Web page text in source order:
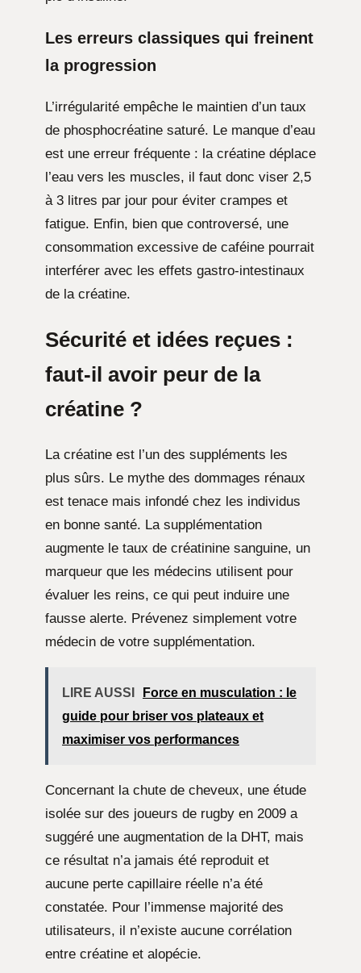
Les erreurs classiques qui freinent
la progression
L’irrégularité empêche le maintien d’un taux
de phosphocréatine saturé. Le manque d’eau
est une erreur fréquente : la créatine déplace
l’eau vers les muscles, il faut donc viser 2,5
à 3 litres par jour pour éviter crampes et
fatigue. Enfin, bien que controversé, une
consommation excessive de caféine pourrait
interférer avec les effets gastro-intestinaux
de la créatine.
Sécurité et idées reçues :
faut-il avoir peur de la
créatine ?
La créatine est l’un des suppléments les
plus sûrs. Le mythe des dommages rénaux
est tenace mais infondé chez les individus
en bonne santé. La supplémentation
augmente le taux de créatinine sanguine, un
marqueur que les médecins utilisent pour
évaluer les reins, ce qui peut induire une
fausse alerte. Prévenez simplement votre
médecin de votre supplémentation.
LIRE AUSSI
Force en musculation : le
guide pour briser vos plateaux et
maximiser vos performances
Concernant la chute de cheveux, une étude
isolée sur des joueurs de rugby en 2009 a
suggéré une augmentation de la DHT, mais
ce résultat n’a jamais été reproduit et
aucune perte capillaire réelle n’a été
constatée. Pour l’immense majorité des
utilisateurs, il n’existe aucune corrélation
entre créatine et alopécie.